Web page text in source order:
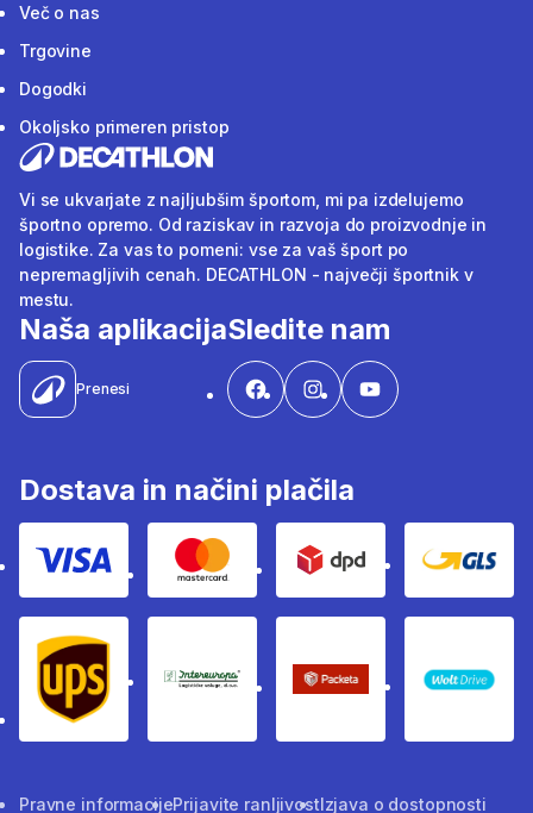
Več o nas
Trgovine
Dogodki
Okoljsko primeren pristop
Vi se ukvarjate z najljubšim športom, mi pa izdelujemo
športno opremo. Od raziskav in razvoja do proizvodnje in
logistike. Za vas to pomeni: vse za vaš šport po
nepremagljivih cenah. DECATHLON - največji športnik v
mestu.
Naša aplikacija
Prenesi
Sledite nam
Dostava in načini plačila
Visa Mastercard Dpd Gls
Ups Intereuropa Packeta Sledenje
WOLT
Pravne informacijePrijavite ranljivostIzjava o dostopnosti